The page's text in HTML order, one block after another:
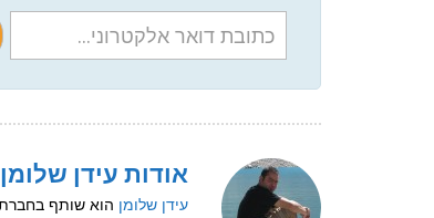
אודות עידן שלומן
עידן שלומן